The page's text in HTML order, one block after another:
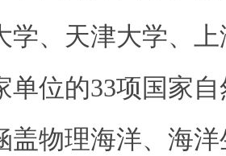
学、天津大学、
单位的33项国家
盖物理海洋、海